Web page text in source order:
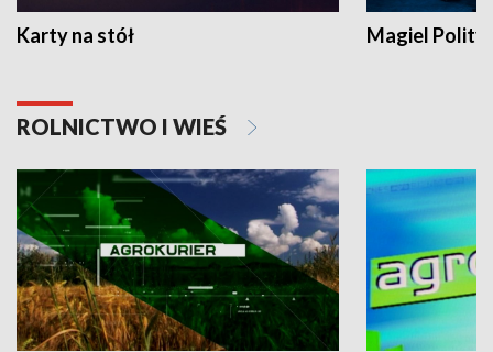
Karty na stół Magiel
ROLNICTWO I WIEŚ